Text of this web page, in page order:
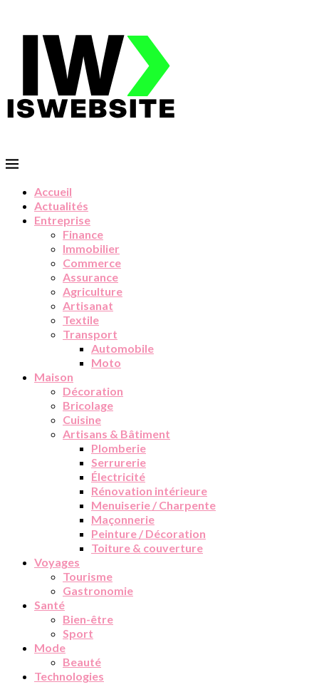
Accueil
Actualités
Entreprise
Finance
Immobilier
Commerce
Assurance
Agriculture
Artisanat
Textile
Transport
Automobile
Moto
Maison
Décoration
Bricolage
Cuisine
Artisans & Bâtiment
Plomberie
Serrurerie
Électricité
Rénovation intérieure
Menuiserie / Charpente
Maçonnerie
Peinture / Décoration
Toiture & couverture
Voyages
Tourisme
Gastronomie
Santé
Bien-être
Sport
Mode
Beauté
Technologies